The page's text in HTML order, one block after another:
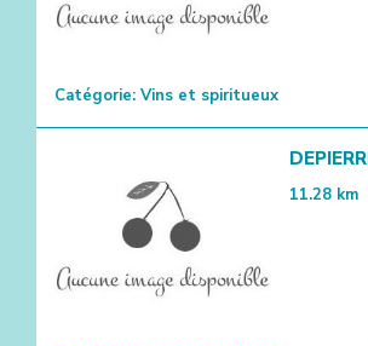
Catégorie: Vins et spiritueux
11.28 km